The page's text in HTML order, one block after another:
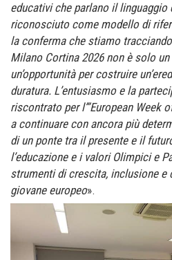
educativi che parlano il linguaggio
riconosciuto come modello di
la conferma che stiamo
Milano Cortina 2026 non è solo
un’opportunità per costruire
duratura. L’entusiasmo e la
riscontrato per l’”European Week
a continuare con ancora più
di un ponte tra il presente e il
l’educazione e i valori Olimpici e
strumenti di crescita, inclusione e
giovane europeo».